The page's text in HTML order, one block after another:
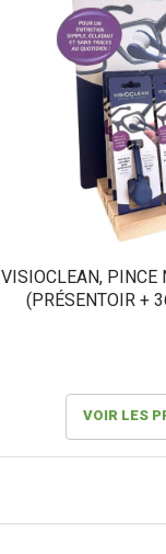
VISIOCLEAN, PINCE
(PRÉSENTOIR +
VOIR LES